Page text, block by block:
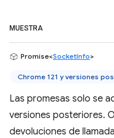
MUESTRA
Promise<SocketInfo>
Chrome 121 y versiones
Las promesas solo se
versiones posteriores.
devoluciones de